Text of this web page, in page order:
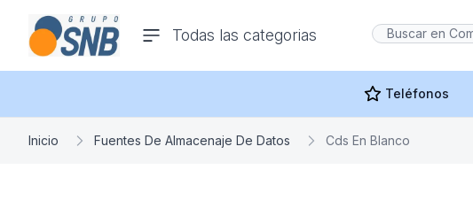
Todas las categorias
comercioseguro.es
Teléfonos
Inicio Fuentes De Almacenaje De Datos Cds En Blanco